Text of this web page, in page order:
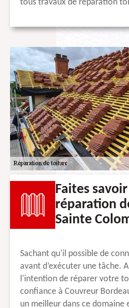
tous travaux de réparation
Faites
réparation
Sainte
Sachant qu'il possible de
avant d’exécuter une tâche.
l'intention de réparer votre
confiance à Couvreur
un meilleur dans ce